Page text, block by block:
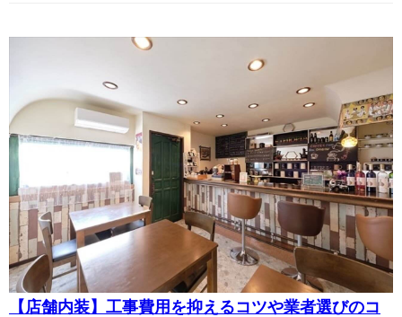
【店舗内装】工事費用を抑えるコツや業者選びのコ